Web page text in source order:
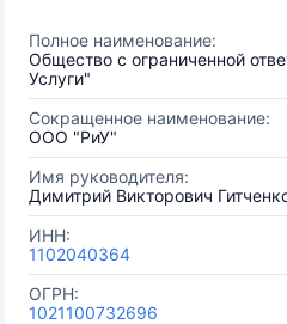
Полное наименование:
Общество с ограниченной
Услуги"
Сокращенное наименование:
ООО "РиУ"
Имя руководителя:
Димитрий Викторович
ИНН:
1102040364
ОГРН:
1021100732696